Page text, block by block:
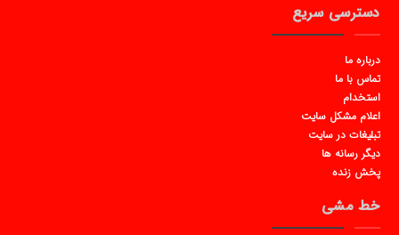
دسترسی سریع
درباره ما
تماس با ما
استخدام
اعلام مشکل سایت
تبلیغات در سایت
دیگر رسانه ها
پخش زنده
خط مشی